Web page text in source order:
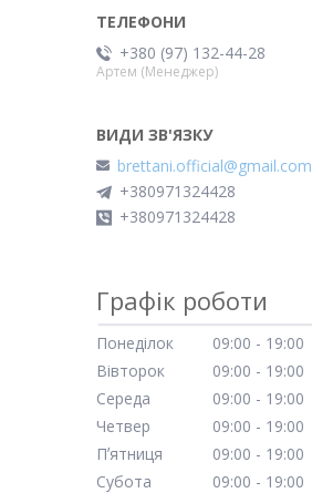
+380 (97) 132-44-28
Артем (Менеджер)
brettani.official@gmail.com
+380971324428
+380971324428
Графік роботи
Понеділок 09:00
19:00
Вівторок
09:00
19:00
Середа
09:00
19:00
Четвер
09:00
19:00
Пʼятниця
09:00
19:00
Субота
09:00
19:00